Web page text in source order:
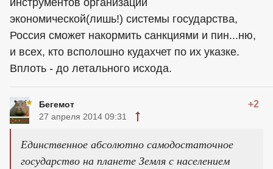
инструментов организации
экономической(лишь!) системы государства,
Россия сможет накормить санкциями и пин...ню,
и всех, кто всполошно кудахчет по их указке.
Вплоть - до летального исхода.
Бегемот +2
27 апреля 2014 09:31
Единственное абсолютно самодостаточное
государство на планете Земля с населением